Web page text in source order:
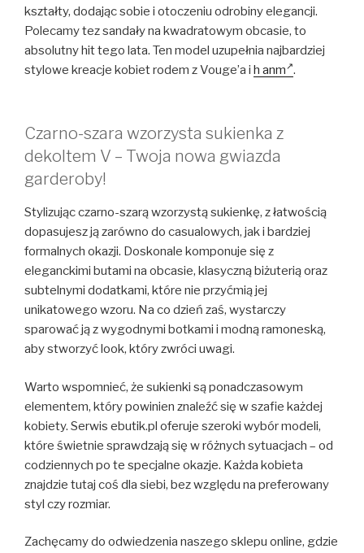
kształty, dodając sobie i otoczeniu odrobiny elegancji.
Polecamy tez sandały na kwadratowym obcasie, to
absolutny hit tego lata. Ten model uzupełnia najbardziej
stylowe kreacje kobiet rodem z Vouge’a i h anm .
Czarno-szara wzorzysta sukienka z
dekoltem V – Twoja nowa gwiazda
garderoby!
Stylizując czarno-szarą wzorzystą sukienkę, z łatwością
dopasujesz ją zarówno do casualowych, jak i bardziej
formalnych okazji. Doskonale komponuje się z
eleganckimi butami na obcasie, klasyczną biżuterią oraz
subtelnymi dodatkami, które nie przyćmią jej
unikatowego wzoru. Na co dzień zaś, wystarczy
sparować ją z wygodnymi botkami i modną ramoneską,
aby stworzyć look, który zwróci uwagi.
Warto wspomnieć, że sukienki są ponadczasowym
elementem, który powinien znaleźć się w szafie każdej
kobiety. Serwis ebutik.pl oferuje szeroki wybór modeli,
które świetnie sprawdzają się w różnych sytuacjach – od
codziennych po te specjalne okazje. Każda kobieta
znajdzie tutaj coś dla siebi, bez względu na preferowany
styl czy rozmiar.
Zachęcamy do odwiedzenia naszego sklepu online, gdzie